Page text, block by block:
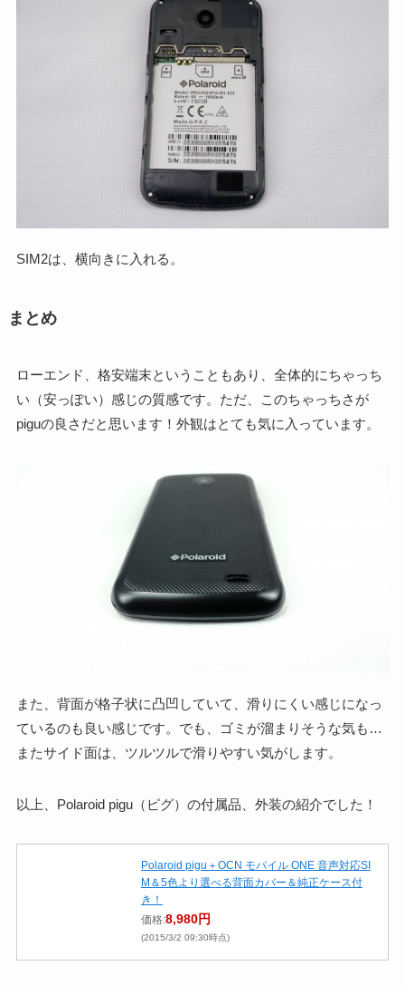
SIM2は、横向きに入れる。
まとめ
ローエンド、格安端末ということもあり、全体的にちゃっち
い（安っぽい）感じの質感です。ただ、このちゃっちさが
piguの良さだと思います！外観はとても気に入っています。
また、背面が格子状に凸凹していて、滑りにくい感じになっ
ているのも良い感じです。でも、ゴミが溜まりそうな気も…
またサイド面は、ツルツルで滑りやすい気がします。
以上、Polaroid pigu（ピグ）の付属品、外装の紹介でした！
Polaroid pigu＋OCN モバイル ONE 音声対応SI
M＆5色より選べる背面カバー＆純正ケース付
き！
価格:8,980円
(2015/3/2 09:30時点)